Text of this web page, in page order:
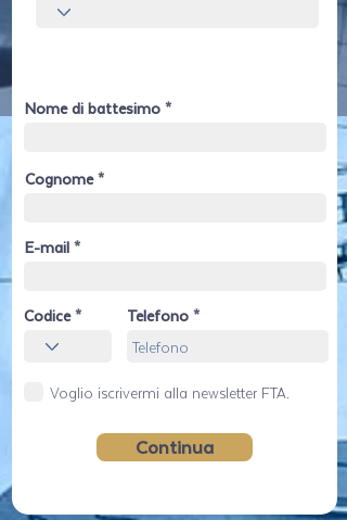
Nome di battesimo
Cognome
E-mail
Codice Telefono
Voglio iscrivermi alla newsletter FTA.
Continua